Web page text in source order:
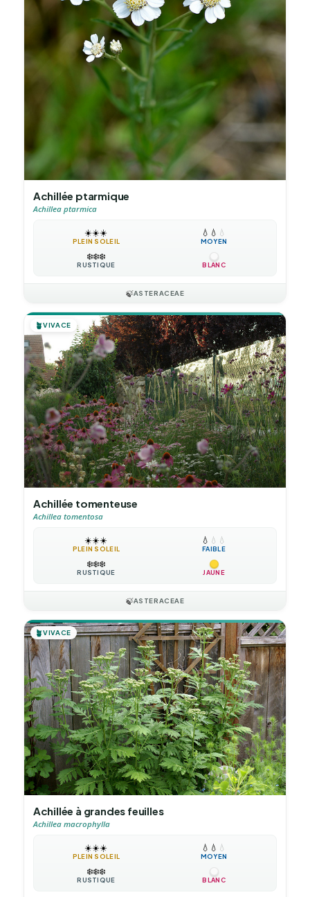
Achillée ptarmique
Achillea ptarmica
☀️☀️☀️
PLEIN SOLEIL
💧 💧 💧
MOYEN
❄️❄️❄️
RUSTIQUE BLANC
🍃ASTERACEAE
🪴VIVACE
Achillée tomenteuse
Achillea tomentosa
☀️☀️☀️
PLEIN SOLEIL
💧 💧 💧
FAIBLE
❄️❄️❄️
RUSTIQUE JAUNE
🍃ASTERACEAE
🪴VIVACE
Achillée à grandes feuilles
Achillea macrophylla
☀️☀️☀️
PLEIN SOLEIL
💧 💧 💧
MOYEN
❄️❄️❄️
RUSTIQUE BLANC